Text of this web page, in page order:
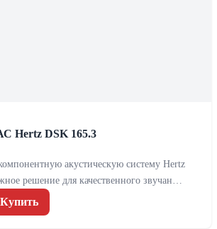
Hertz DSK 165.3
акустическую систему Hertz
решение для качественного звучан…
Купить